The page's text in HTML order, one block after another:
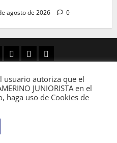
agosto de 2026 0
derechos reservados
por AF themes.
usuario autoriza que el
JUNIORISTA en el
haga uso de Cookies de